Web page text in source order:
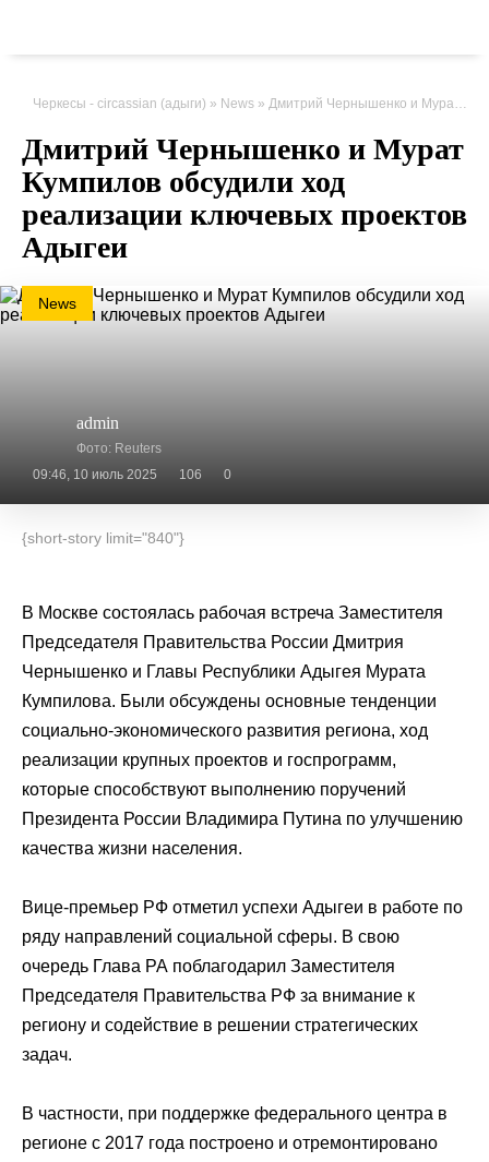
Черкесы - circassian (адыги) » News » Дмитрий Чернышенко и Мурат Кумпилов обсудили ход реализации ключевых проектов Адыгеи
Дмитрий Чернышенко и Мурат
Кумпилов обсудили ход
реализации ключевых проектов
Адыгеи
News
admin
Фото: Reuters
09:46, 10 июль 2025
106 0
{short-story limit="840"}
В Москве состоялась рабочая встреча Заместителя
Председателя Правительства России Дмитрия
Чернышенко и Главы Республики Адыгея Мурата
Кумпилова. Были обсуждены основные тенденции
социально-экономического развития региона, ход
реализации крупных проектов и госпрограмм,
которые способствуют выполнению поручений
Президента России Владимира Путина по улучшению
качества жизни населения.
Вице-премьер РФ отметил успехи Адыгеи в работе по
ряду направлений социальной сферы. В свою
очередь Глава РА поблагодарил Заместителя
Председателя Правительства РФ за внимание к
региону и содействие в решении стратегических
задач.
В частности, при поддержке федерального центра в
регионе с 2017 года построено и отремонтировано